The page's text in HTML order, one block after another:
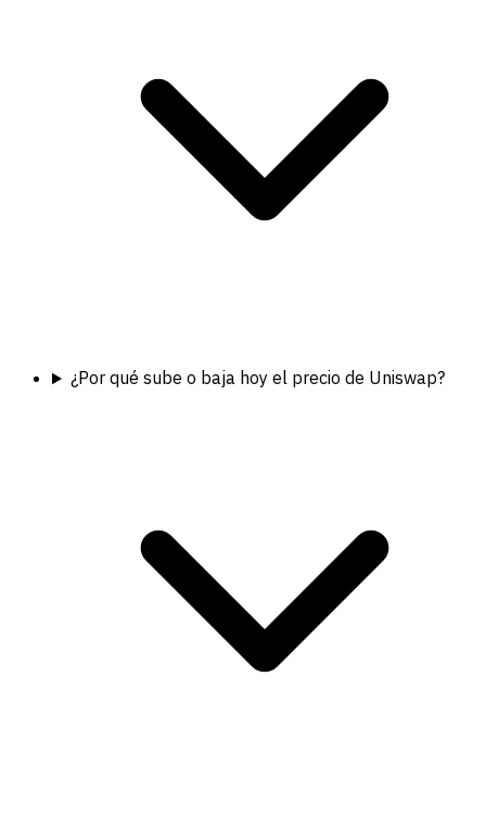
¿Por qué sube o baja hoy el precio de Uniswap?